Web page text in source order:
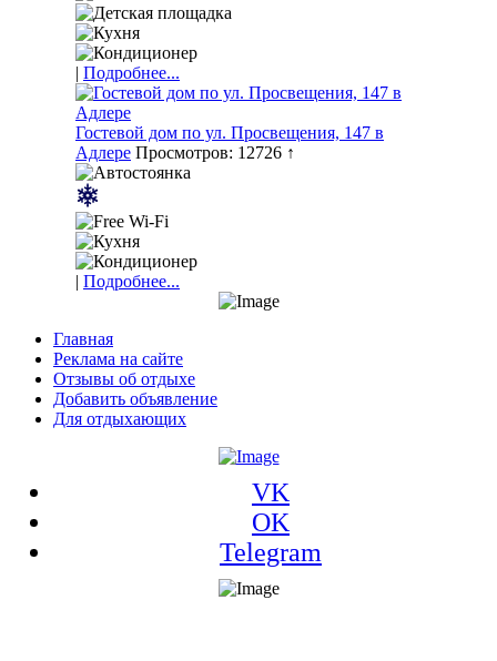
| Подробнее...
Гостевой дом по ул. Просвещения, 147 в
Адлере Просмотров: 12726 ↑
| Подробнее...
Главная
Реклама на сайте
Отзывы об отдыхе
Добавить объявление
Для отдыхающих
VK
OK
Telegram